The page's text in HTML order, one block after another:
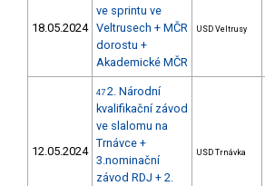
18.05.2024
ve sprintu ve
Veltrusech + MČR
dorostu +
Akademické MČR
USD Veltrusy
12.05.2024
47 2. Národní
kvalifikační závod
ve slalomu na
Trnávce +
3.nominační
závod RDJ + 2.
USD Trnávka